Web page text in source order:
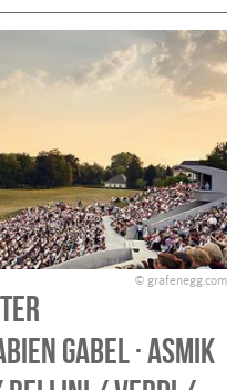
© grafenegg.com
Gabel · Asmik